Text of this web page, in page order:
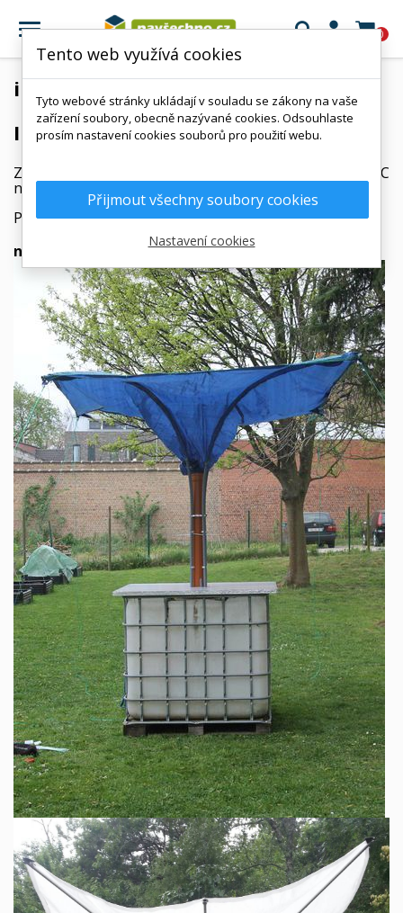
 0
inspirace použití
Inspirace použití
Zde naleznete pro inspiraci různorodé použití IBC
nádrží a sudů.
Pošlete nám svůj tip nebo výtvor!
na vodu či septik
Tento web využívá cookies
Tyto webové stránky ukládají v souladu se zákony na vaše
zařízení soubory, obecně nazývané cookies. Odsouhlaste
prosím nastavení cookies souborů pro použití webu.
Přijmout všechny soubory cookies
Nastavení cookies